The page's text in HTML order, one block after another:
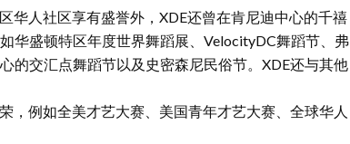
华人社区享有盛誉外，XDE还曾在肯尼迪中心的千禧
华盛顿特区年度世界舞蹈展、VelocityDC舞蹈节、弗
的交汇点舞蹈节以及史密森尼民俗节。XDE还与其他
，例如全美才艺大赛、美国青年才艺大赛、全球华人